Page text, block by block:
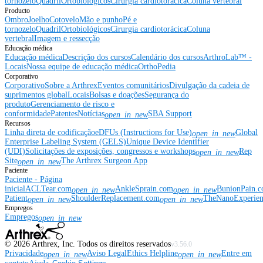
Producto
OmbroJoelhoCotoveloMão e punhoPé e
tornozeloQuadrilOrtobiológicosCirurgia cardiotorácicaColuna
vertebralImagem e ressecção
Educação médica
Educação médicaDescrição dos cursosCalendário dos cursosArthroLab™ -
LocaisNossa equipe de educação médicaOrthoPedia
Corporativo
CorporativoSobre a ArthrexEventos comunitáriosDivulgação da cadeia de
suprimentos globalLocaisBolsas e doaçõesSegurança do
produtoGerenciamento de risco e
conformidadePatentesNotíciasopen_in_newSBA Support
Recursos
Linha direta de codificaçãoeDFUs (Instructions for Use)open_in_newGlobal
Enterprise Labeling System (GELS)Unique Device Identifier
(UDI)Solicitações de exposições, congressos e workshopsopen_in_newRep
Siteopen_in_newThe Arthrex Surgeon App
Paciente
Paciente - Página
inicialACLTear.comopen_in_newAnkleSprain.comopen_in_new
Patientopen_in_newShoulderReplacement.comopen_in_new
Empregos
Empregosopen_in_new
© 2026 Arthrex, Inc. Todos os direitos reservadosv3.56.0
Privacidadeopen_in_newAviso LegalEthics Helplineopen_in_newEntre em